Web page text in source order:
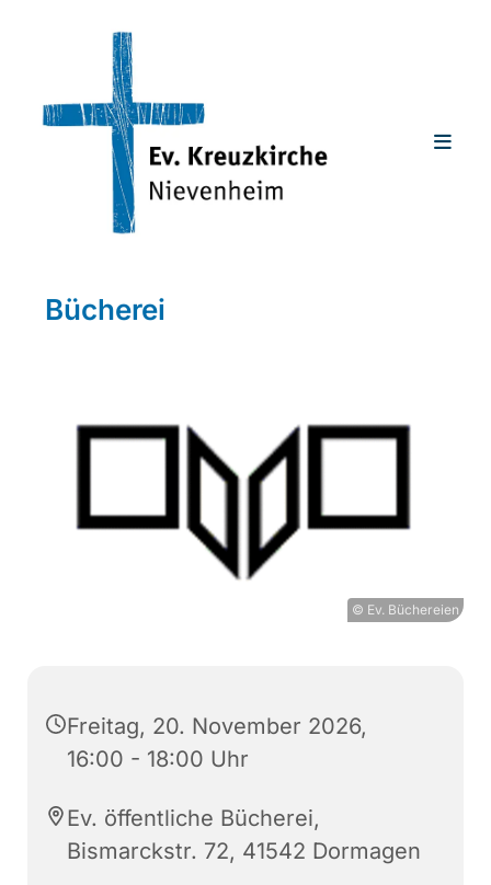
Bücherei
© Ev. Büchereien
Freitag, 20. November 2026,
16:00 - 18:00 Uhr
Ev. öffentliche Bücherei,
Bismarckstr. 72, 41542 Dormagen